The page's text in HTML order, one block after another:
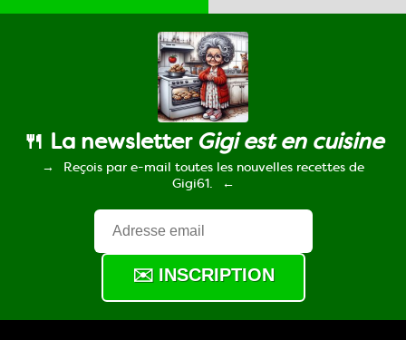
🍴 La newsletter Gigi est en cuisine
Reçois par e-mail toutes les nouvelles recettes de
Gigi61.